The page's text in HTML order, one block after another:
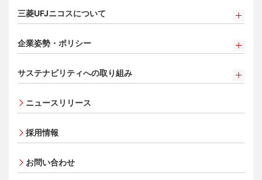
UnionPay（銀聯）カード
家族カード
エクスプレス予約サービス（プラスEX会員）
Apple Pay
タッチ決済
ポイントプログラム
選べるお支払方法
ポイントプログラム
NICOSカード会員の方
アメリカン・エキスプレス
プラチナ会員さま専用の特別なサービス Platinum
Special Service
大規模企業のお客さまだけにご利用いただけるサービス
新規加盟に関するお問い合わせ
割賦販売法における加盟店さまの遵守事項について
個人情報のお取り扱いに関するお願い
[EC加盟店さまへ] 不正ログイン対策のお願い
[EC加盟店さまへ] EMV3Dセキュアの導入について
[対面加盟店さまへ] 不正利用対策のお願い
ご契約店舗追加のご案内
売上に関するお手続き
サービス・ソリューション
サービス・ソリューション
各種決済方法
ト）
よくあるご質問
事業者・加盟店のお客さまサイトマップ
法人向けポータルサイト
三菱UFJニコスについて
経営ビジョン・行動規範
会社概要
事業内容
財務情報
電子公告
企業姿勢・ポリシー
コンプライアンス
情報セキュリティの取り組み
リスク管理
マネー・ローンダリングおよびテロ資金供与等の対策に
個人情報保護方針
サステナビリティへの取り組み
SDGsの達成に向けて
お客さまに寄り添う
従業員とともに
MUFGグループ/サステナビリティサイト
ニュースリリース
採用情報
お問い合わせ